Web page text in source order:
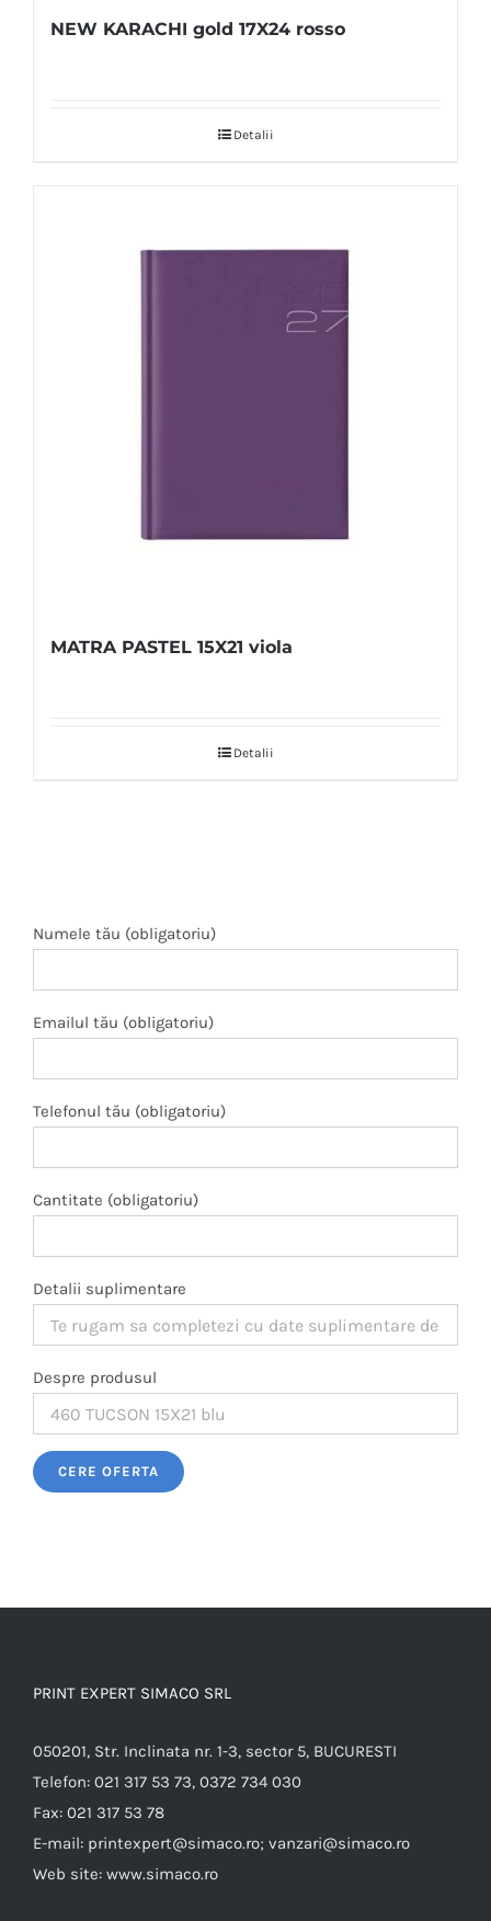
NEW KARACHI gold 17X24 rosso
Detalii
MATRA PASTEL 15X21 viola
Detalii
Numele tău (obligatoriu)
Emailul tău (obligatoriu)
Telefonul tău (obligatoriu)
Cantitate (obligatoriu)
Detalii suplimentare
Despre produsul
Please leave this field empty.
PRINT EXPERT SIMACO SRL
050201, Str. Inclinata nr. 1-3, sector 5, BUCURESTI
Telefon: 021 317 53 73, 0372 734 030
Fax: 021 317 53 78
E-mail: printexpert@simaco.ro; vanzari@simaco.ro
Web site: www.simaco.ro